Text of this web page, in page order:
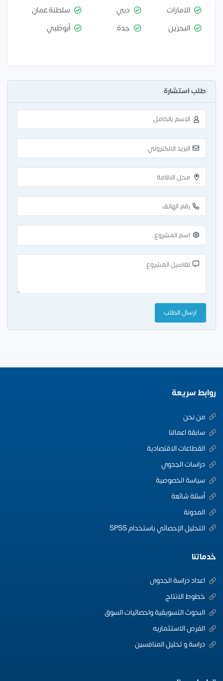
الامارات
دبي
سلطنة عمان
البحرين
جدة أبوظبي
طلب استشارة
روابط سريعة
من نحن
سابقة اعمالنا
القطاعات الاقتصادية
دراسات الجدوي
سياسة الخصوصية
أسئلة شائعة
المدونة
التحليل الإحصائي باستخدام SPSS
خدماتنا
اعداد دراسة الجدوى
خطوط الانتاج
البحوث التسويقية واحصائيات السوق
الفرص الاستثماريه
دراسة و تحليل المنافسين